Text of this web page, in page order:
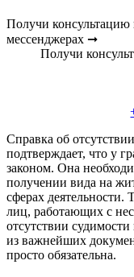
Получи
мессенджерах ➞
Получи
Справка об
подтверждает, что у
законом. Она
получении вида на
сферах деятельности.
лиц, работающих с
отсутствии
из важнейших
просто обязательна.